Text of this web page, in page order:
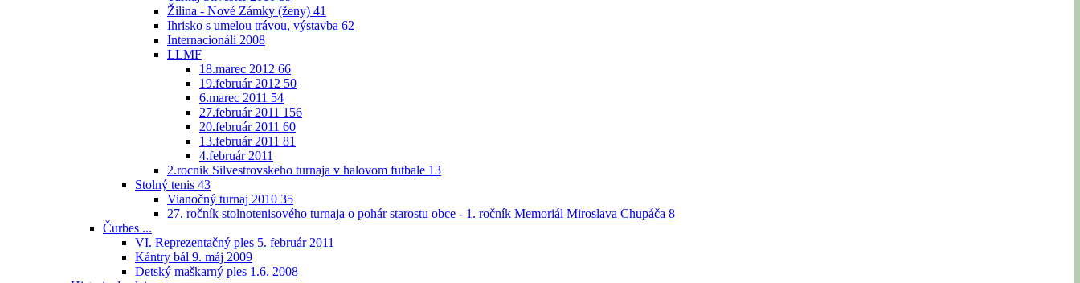
Žilina - Nové Zámky (ženy) 41
Ihrisko s umelou trávou, výstavba 62
Internacionáli 2008
LLMF
18.marec 2012 66
19.február 2012 50
6.marec 2011 54
27.február 2011 156
20.február 2011 60
13.február 2011 81
4.február 2011
2.rocnik Silvestrovskeho turnaja v halovom futbale 13
Stolný tenis 43
Vianočný turnaj 2010 35
27. ročník stolnotenisového turnaja o pohár starostu obce - 1. ročník Memoriál Miroslava Chupáča 8
Čurbes ...
VI. Reprezentačný ples 5. február 2011
Kántry bál 9. máj 2009
Detský maškarný ples 1.6. 2008